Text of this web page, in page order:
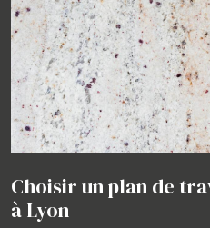
Choisir un plan de
à Lyon